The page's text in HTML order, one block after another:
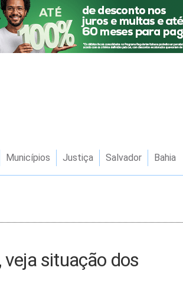
Municípios Justiça Salvador Bahia
situação dos